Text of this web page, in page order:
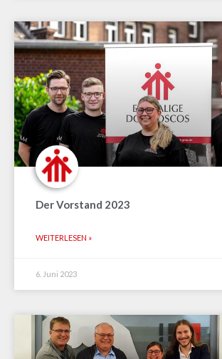
Der Vorstand 2023
WEITERLESEN »
6. Juni 2023